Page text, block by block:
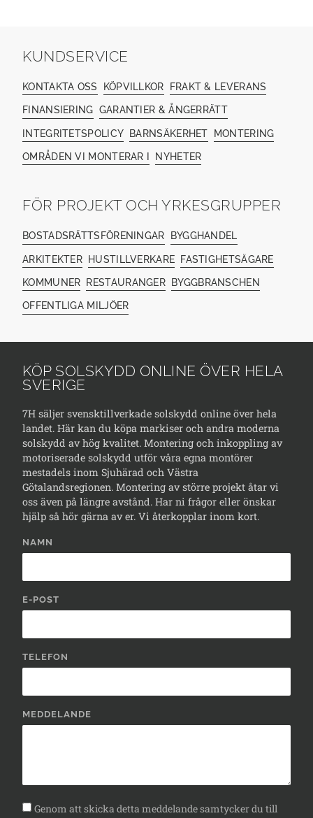
KUNDSERVICE
KONTAKTA OSS KÖPVILLKOR FRAKT & LEVERANS
FINANSIERING GARANTIER & ÅNGERRÄTT
INTEGRITETSPOLICY BARNSÄKERHET MONTERING
OMRÅDEN VI MONTERAR I NYHETER
FÖR PROJEKT OCH YRKESGRUPPER
BOSTADSRÄTTSFÖRENINGAR BYGGHANDEL
ARKITEKTER HUSTILLVERKARE FASTIGHETSÄGARE
KOMMUNER RESTAURANGER BYGGBRANSCHEN
OFFENTLIGA MILJÖER
KÖP SOLSKYDD ONLINE ÖVER HELA
SVERIGE
7H säljer svensktillverkade solskydd online över hela
landet. Här kan du köpa markiser och andra moderna
solskydd av hög kvalitet. Montering och inkoppling av
motoriserade solskydd utför våra egna montörer
mestadels inom Sjuhärad och Västra
Götalandsregionen. Montering av större projekt åtar vi
oss även på längre avstånd. Har ni frågor eller önskar
hjälp så hör gärna av er. Vi återkopplar inom kort.
NAMN
E-POST
TELEFON
MEDDELANDE
Genom att skicka detta meddelande samtycker du till